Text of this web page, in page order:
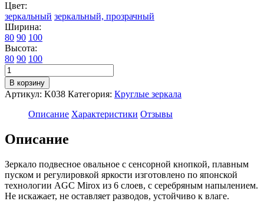
Цвет:
зеркальный зеркальный, прозрачный
Ширина:
80 90 100
Высота:
80 90 100
Количество
товара
Зеркало
настенное
ванной
КерамаМане
90*90
с
холодной
подсветкой
6000
В корзину
Артикул: K038 Категория: Круглые зеркала
Описание Характеристики Отзывы
Описание
Зеркало подвесное овальное с сенсорной кнопкой, плавным
пуском и регулировкой яркости изготовлено по японской
технологии AGC Mirox из 6 слоев, с серебряным напылением.
Не искажает, не оставляет разводов, устойчиво к влаге.